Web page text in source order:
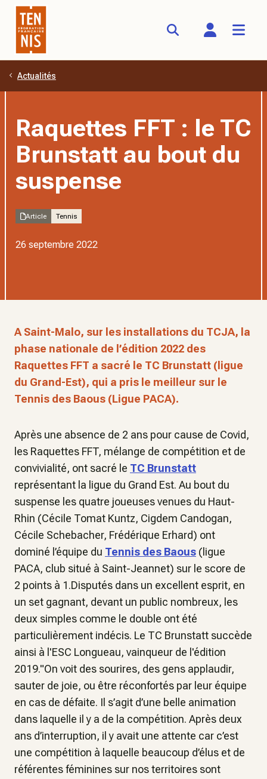
Aller au contenu principal
Actualités
Raquettes FFT : le TC
Brunstatt au bout du
suspense
Article Tennis
26 septembre 2022
A Saint-Malo, sur les installations du TCJA, la
phase nationale de l’édition 2022 des
Raquettes FFT a sacré le TC Brunstatt (ligue
du Grand-Est), qui a pris le meilleur sur le
Tennis des Baous (Ligue PACA).
Après une absence de 2 ans pour cause de Covid,
les Raquettes FFT, mélange de compétition et de
convivialité, ont sacré le TC Brunstatt
représentant la ligue du Grand Est. Au bout du
suspense les quatre joueuses venues du Haut-
Rhin (Cécile Tomat Kuntz, Cigdem Candogan,
Cécile Schebacher, Frédérique Erhard) ont
dominé l’équipe du Tennis des Baous (ligue
PACA, club situé à Saint-Jeannet) sur le score de
2 points à 1.Disputés dans un excellent esprit, en
un set gagnant, devant un public nombreux, les
deux simples comme le double ont été
particulièrement indécis. Le TC Brunstatt succède
ainsi à l'ESC Longueau, vainqueur de l'édition
2019."On voit des sourires, des gens applaudir,
sauter de joie, ou être réconfortés par leur équipe
en cas de défaite. Il s’agit d’une belle animation
dans laquelle il y a de la compétition. Après deux
ans d’interruption, il y avait une attente car c’est
une compétition à laquelle beaucoup d’élus et de
référentes féminines sur nos territoires sont